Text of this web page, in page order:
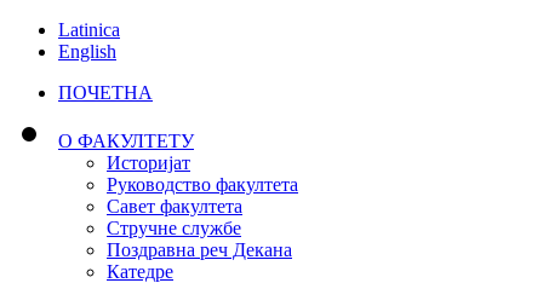
Latinica
English
ПОЧЕТНА
О ФАКУЛТЕТУ
Историјат
Руководство факултета
Савет факултета
Стручне службе
Поздравна реч Декана
Катедре